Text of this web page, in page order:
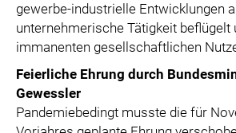
gewerbe-industrielle Entwicklungen
unternehmerische Tätigkeit beflügelt
immanenten gesellschaftlichen
Feierliche Ehrung durch
Gewessler
Pandemiebedingt musste die für